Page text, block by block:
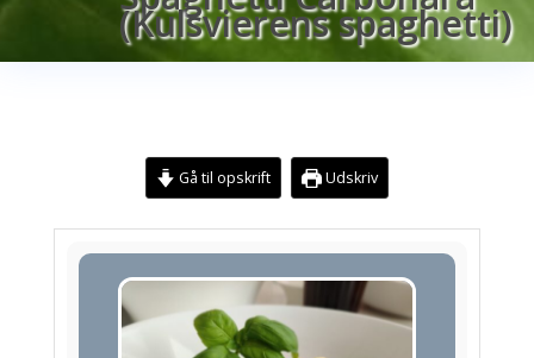
(Kulsvierens spaghetti)
Gå til opskrift Udskriv